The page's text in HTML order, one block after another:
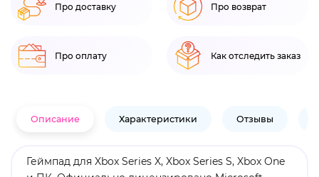
Про доставку Про возврат
Про оплату Как отследить заказ
Описание Характеристики Отзывы
Геймпад для Xbox Series X, Xbox Series S, Xbox One